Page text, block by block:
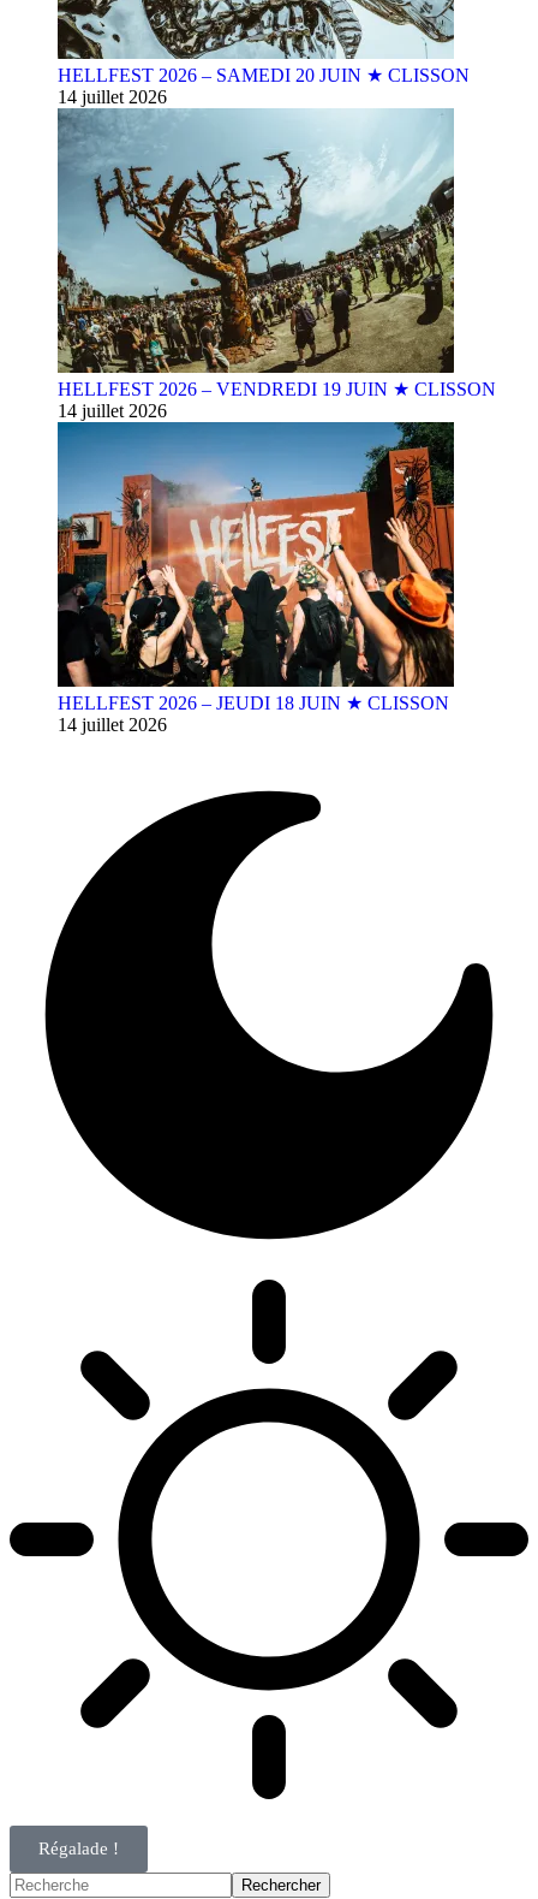
HELLFEST 2026 – SAMEDI 20 JUIN ★ CLISSON
14 juillet 2026
HELLFEST 2026 – VENDREDI 19 JUIN ★ CLISSON
14 juillet 2026
HELLFEST 2026 – JEUDI 18 JUIN ★ CLISSON
14 juillet 2026
Régalade !